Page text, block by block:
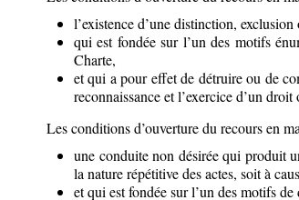
l’existence d’une distinction, exclusion
qui est fondée sur l’un des motifs
Charte,
et qui a pour effet de détruire ou de
reconnaissance et l’exercice d’un
Les conditions d’ouverture du recours en
une conduite non désirée qui produit
la nature répétitive des actes, soit à
et qui est fondée sur l’un des motifs